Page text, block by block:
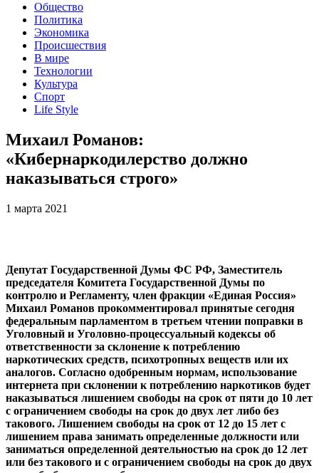
Общество
Политика
Экономика
Происшествия
В мире
Технологии
Культура
Спорт
Life Style
Михаил Романов:
«Кибернаркодилерство должно
наказываться строго»
1 марта 2021
Депутат Государственной Думы ФС РФ, Заместитель
председателя Комитета Государственной Думы по
контролю и Регламенту, член фракции «Единая Россия»
Михаил Романов прокомментировал принятые сегодня
федеральным парламентом в третьем чтении поправки в
Уголовный и Уголовно-процессуальный кодексы об
ответственности за склонение к потреблению
наркотических средств, психотропных веществ или их
аналогов. Согласно одобренным нормам, использование
интернета при склонении к потреблению наркотиков будет
наказываться лишением свободы на срок от пяти до 10 лет
с ограничением свободы на срок до двух лет либо без
такового. Лишением свободы на срок от 12 до 15 лет с
лишением права занимать определенные должности или
заниматься определенной деятельностью на срок до 12 лет
или без такового и с ограничением свободы на срок до двух